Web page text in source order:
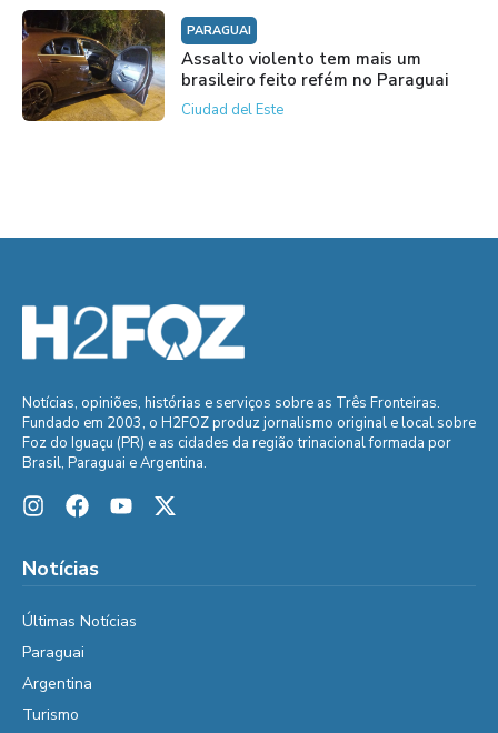
PARAGUAI
Assalto violento tem mais um
brasileiro feito refém no Paraguai
Ciudad del Este
Notícias, opiniões, histórias e serviços sobre as Três Fronteiras.
Fundado em 2003, o H2FOZ produz jornalismo original e local sobre
Foz do Iguaçu (PR) e as cidades da região trinacional formada por
Brasil, Paraguai e Argentina.
Notícias
Últimas Notícias
Paraguai
Argentina
Turismo